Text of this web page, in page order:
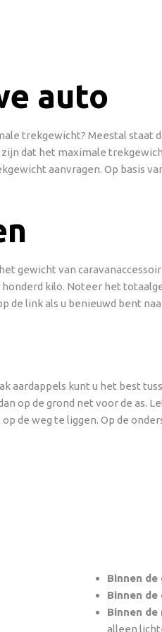
auto
trekgewicht? Meestal
dat het maximale
aanvragen. Op basis
gewicht van
kilo. Noteer het
de link als u benieuwd bent
aardappels kunt u het best
op de grond net voor de as.
de weg te liggen. Op de
Binnen
Binnen
Binnen de
alleen